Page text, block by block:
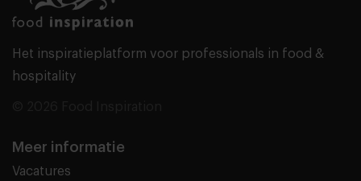
Het inspiratieplatform voor professionals in food &
hospitality
Meer informatie
Vacatures